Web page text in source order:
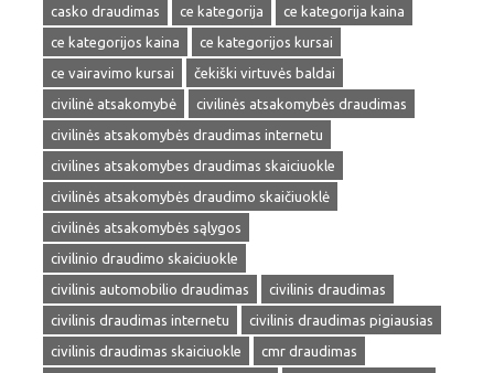
casko draudimas
ce kategorija
ce kategorija kaina
ce kategorijos kaina
ce kategorijos kursai
ce vairavimo kursai
čekiški virtuvės baldai
civilinė atsakomybė
civilinės atsakomybės draudimas
civilinės atsakomybės draudimas internetu
civilines atsakomybes draudimas skaiciuokle
civilinės atsakomybės draudimo skaičiuoklė
civilinės atsakomybės sąlygos
civilinio draudimo skaiciuokle
civilinis automobilio draudimas
civilinis draudimas
civilinis draudimas internetu
civilinis draudimas pigiausias
civilinis draudimas skaiciuokle
cmr draudimas